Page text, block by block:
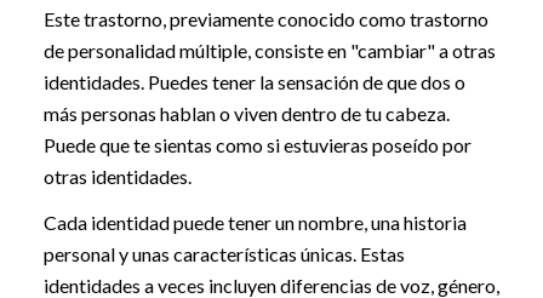
Este trastorno, previamente conocido como trastorno
de personalidad múltiple, consiste en "cambiar" a otras
identidades. Puedes tener la sensación de que dos o
más personas hablan o viven dentro de tu cabeza.
Puede que te sientas como si estuvieras poseído por
otras identidades.
Cada identidad puede tener un nombre, una historia
personal y unas características únicas. Estas
identidades a veces incluyen diferencias de voz, género,